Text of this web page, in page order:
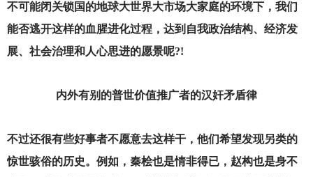
不可能闭关锁国的地球大世界大市场大家庭的环境下，我们
能否逃开这样的血腥进化过程，达到自我政治结构、经济发
展、社会治理和人心思进的愿景呢?!
内外有别的普世价值推广者的汉奸矛盾律
不过还很有些好事者不愿意去这样干，他们希望发现另类的
惊世骇俗的历史。例如，秦桧也是情非得已，赵构也是身不